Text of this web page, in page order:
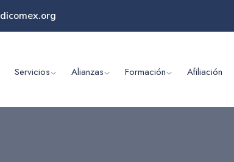
Servicios Alianzas Formación Afiliación